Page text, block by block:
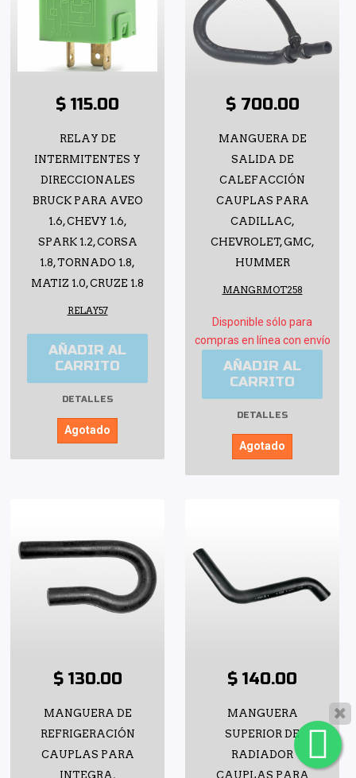
$ 115.00
RELAY DE
INTERMITENTES Y
DIRECCIONALES
BRUCK PARA AVEO
1.6, CHEVY 1.6,
SPARK 1.2, CORSA
1.8, TORNADO 1.8,
MATIZ 1.0, CRUZE 1.8
RELAY57
AÑADIR AL
CARRITO
DETALLES
Agotado
$ 700.00
MANGUERA DE
SALIDA DE
CALEFACCIÓN
CAUPLAS PARA
CADILLAC,
CHEVROLET, GMC,
HUMMER
MANGRMOT258
Disponible sólo para
compras en línea con envío
AÑADIR AL
CARRITO
DETALLES
Agotado
$ 130.00
MANGUERA DE
REFRIGERACIÓN
CAUPLAS PARA
INTEGRA,
$ 140.00
MANGUERA
SUPERIOR DE
RADIADOR
CAUPLAS PARA